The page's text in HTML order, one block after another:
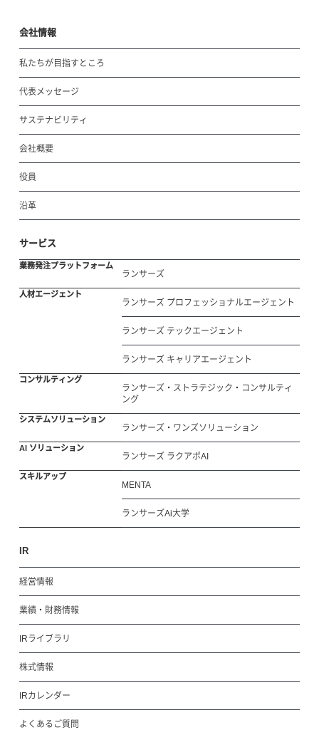
会社情報
私たちが目指すところ
代表メッセージ
サステナビリティ
会社概要
役員
沿革
サービス
業務発注プラットフォーム
ランサーズ
人材エージェント
ランサーズ プロフェッショナルエージェント
ランサーズ テックエージェント
ランサーズ キャリアエージェント
コンサルティング
ランサーズ・ストラテジック・コンサルティ
ング
システムソリューション
ランサーズ・ワンズソリューション
AI ソリューション
ランサーズ ラクアポAI
スキルアップ
MENTA
ランサーズAi大学
IR
経営情報
業績・財務情報
IRライブラリ
株式情報
IRカレンダー
よくあるご質問